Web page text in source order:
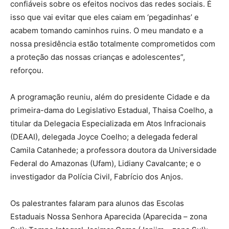
confiáveis sobre os efeitos nocivos das redes sociais. É
isso que vai evitar que eles caiam em ‘pegadinhas’ e
acabem tomando caminhos ruins. O meu mandato e a
nossa presidência estão totalmente comprometidos com
a proteção das nossas crianças e adolescentes”,
reforçou.
A programação reuniu, além do presidente Cidade e da
primeira-dama do Legislativo Estadual, Thaisa Coelho, a
titular da Delegacia Especializada em Atos Infracionais
(DEAAI), delegada Joyce Coelho; a delegada federal
Camila Catanhede; a professora doutora da Universidade
Federal do Amazonas (Ufam), Lidiany Cavalcante; e o
investigador da Polícia Civil, Fabrício dos Anjos.
Os palestrantes falaram para alunos das Escolas
Estaduais Nossa Senhora Aparecida (Aparecida – zona